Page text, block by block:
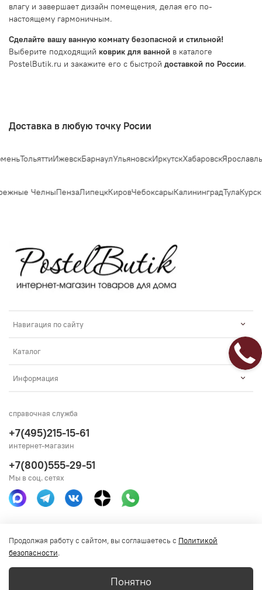
влагу и завершает дизайн помещения, делая его по-
настоящему гармоничным.
Сделайте вашу ванную комнату безопасной и стильной!
Выберите подходящий коврик для ванной в каталоге
PostelButik.ru и закажите его с быстрой доставкой по России.
Доставка в любую точку Росии
ИжевскБарнаулУльяновскИркутскХабаровскЯрославль
ЧелныПензаЛипецкКировЧебоксарыКалининградТулаКурск
Навигация по сайту
Каталог
Информация
Получить консультацию
справочная служба
+7(495)215-15-61
интернет-магазин
+7(800)555-29-51
Мы в соц. сетях
Продолжая работу с сайтом, вы соглашаетесь с Политикой
безопасности.
Понятно